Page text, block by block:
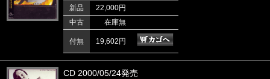
新品
22,000円
中古
在庫無
付無 19,602円
CD 2000/05/24発売